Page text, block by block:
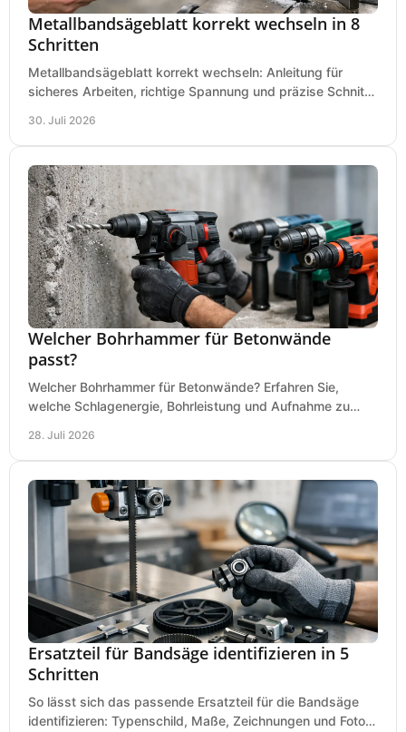
Metallbandsägeblatt korrekt wechseln in 8
Schritten
Metallbandsägeblatt korrekt wechseln: Anleitung für
sicheres Arbeiten, richtige Spannung und präzise Schnitte
30. Juli 2026
Welcher Bohrhammer für Betonwände
passt?
Welcher Bohrhammer für Betonwände? Erfahren Sie,
welche Schlagenergie, Bohrleistung und Aufnahme zu
28. Juli 2026
Ersatzteil für Bandsäge identifizieren in 5
Schritten
So lässt sich das passende Ersatzteil für die Bandsäge
identifizieren: Typenschild, Maße, Zeichnungen und Fotos